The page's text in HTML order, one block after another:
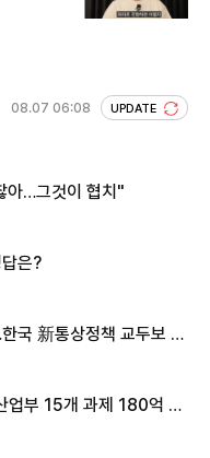
08.07 06:08 UPDATE
아…그것이 협치"
은?
국 新통상정책 교두보 활
업부 15개 과제 180억 지